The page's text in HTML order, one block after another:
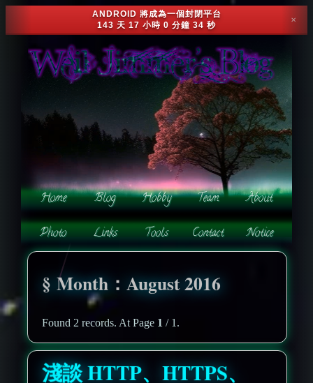
ANDROID 將成為一個封閉平台
143 天 17 小時 0 分鐘 32 秒
✕
Month：August 2016
Found 2 records. At Page 1 / 1.
淺談 HTTP、HTTPS、